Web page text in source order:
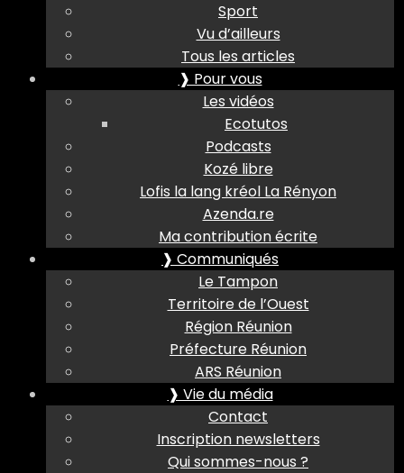
Sport
Vu d’ailleurs
Tous les articles
❱ Pour vous
Les vidéos
Ecotutos
Podcasts
Kozé libre
Lofis la lang kréol La Rényon
Azenda.re
Ma contribution écrite
❱ Communiqués
Le Tampon
Territoire de l’Ouest
Région Réunion
Préfecture Réunion
ARS Réunion
❱ Vie du média
Contact
Inscription newsletters
Qui sommes-nous ?